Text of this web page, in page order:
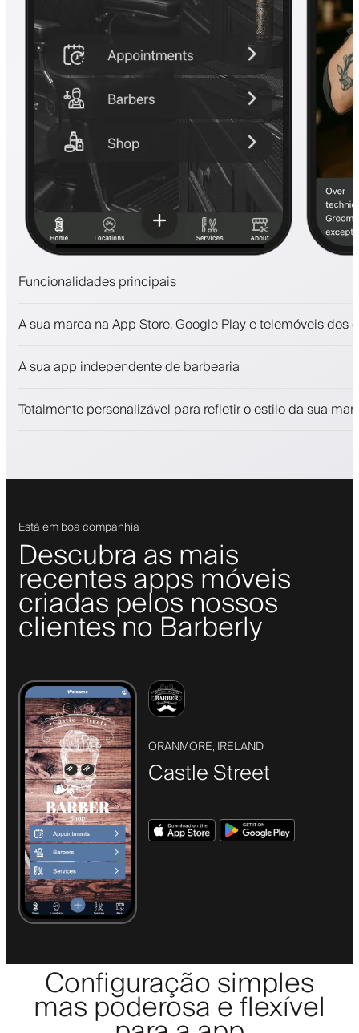
Funcionalidades principais
Pagamentos, caução
Fidelize clientes com um programa de fidelização
A sua marca na App Store, Google Play e telemóveis dos
A sua app independente de barbearia
Totalmente personalizável para refletir o estilo da sua
Está em boa companhia
Descubra as mais
recentes apps móveis
criadas pelos nossos
clientes no Barberly
ORANMORE, IRELAND
Castle Street
Configuração simples
mas poderosa e flexível